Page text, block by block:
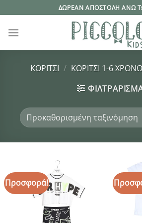
στο
περιεχόμενο
ΔΩΡΕΑΝ ΑΠΟΣΤΟΛΗ ΑΝΩ
ΚΟΡΙΤΣΙ / ΚΟΡΙΤΣΙ 1-6
Προσφορά!